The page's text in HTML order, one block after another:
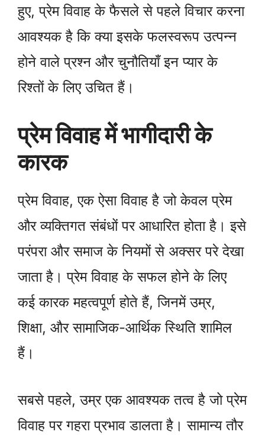
हुए, प्रेम विवाह के फैसले से पहले विचार करना
आवश्यक है कि क्या इसके फलस्वरूप उत्पन्न
होने वाले प्रश्न और चुनौतियाँ इन प्यार के
रिश्तों के लिए उचित हैं।
प्रेम विवाह में भागीदारी के
कारक
प्रेम विवाह, एक ऐसा विवाह है जो केवल प्रेम
और व्यक्तिगत संबंधों पर आधारित होता है। इसे
परंपरा और समाज के नियमों से अक्सर परे देखा
जाता है। प्रेम विवाह के सफल होने के लिए
कई कारक महत्वपूर्ण होते हैं, जिनमें उम्र,
शिक्षा, और सामाजिक-आर्थिक स्थिति शामिल
हैं।
सबसे पहले, उम्र एक आवश्यक तत्व है जो प्रेम
विवाह पर गहरा प्रभाव डालता है। सामान्य तौर